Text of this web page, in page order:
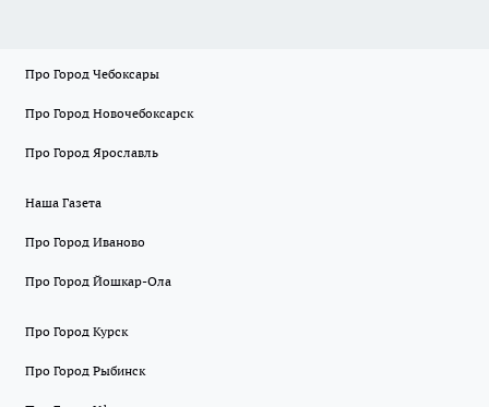
Про Город Чебоксары
Про Город Новочебоксарск
Про Город Ярославль
Наша Газета
Про Город Иваново
Про Город Йошкар-Ола
Про Город Курск
Про Город Рыбинск